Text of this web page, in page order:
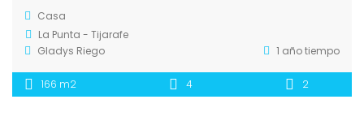
Casa
La Punta - Tijarafe
Gladys Riego
1 año tiempo
166 m2 4 2